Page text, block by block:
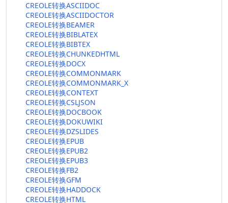
CREOLE转换ASCIIDOC
CREOLE转换ASCIIDOCTOR
CREOLE转换BEAMER
CREOLE转换BIBLATEX
CREOLE转换BIBTEX
CREOLE转换CHUNKEDHTML
CREOLE转换DOCX
CREOLE转换COMMONMARK
CREOLE转换COMMONMARK_X
CREOLE转换CONTEXT
CREOLE转换CSLJSON
CREOLE转换DOCBOOK
CREOLE转换DOKUWIKI
CREOLE转换DZSLIDES
CREOLE转换EPUB
CREOLE转换EPUB2
CREOLE转换EPUB3
CREOLE转换FB2
CREOLE转换GFM
CREOLE转换HADDOCK
CREOLE转换HTML